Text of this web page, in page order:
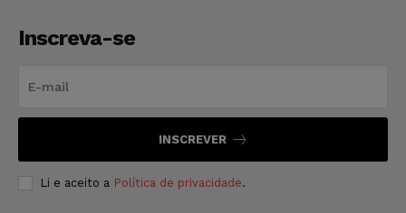
Inscreva-se
INSCREVER
Li e aceito a Política de privacidade.